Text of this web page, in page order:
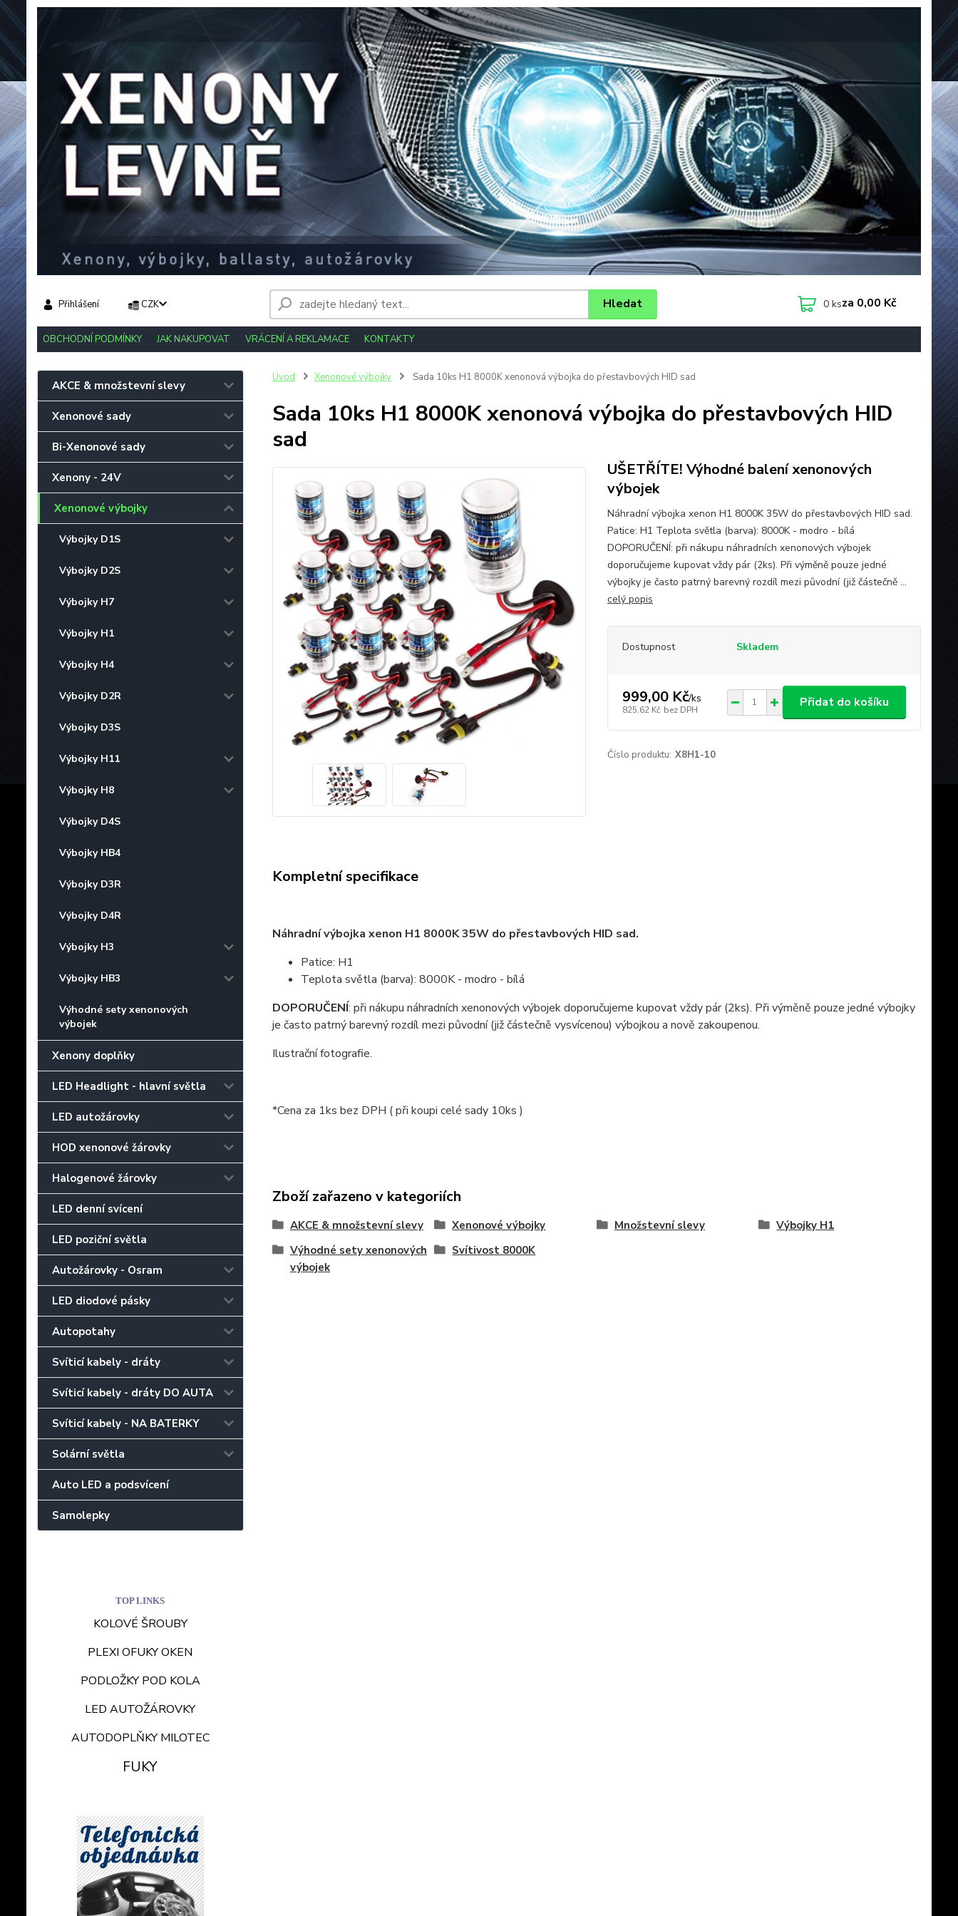
OBCHODNÍ PODMÍNKY JAK NAKUPOVAT VRÁCENÍ A REKLAMACE KONTAKTY
CZK
Přihlášení Hledat 0ksza 0,00 Kč
AKCE & množstevní slevy
Xenonové sady
Bi-Xenonové sady
Xenony - 24V
Xenonové výbojky
Výbojky D1S
Výbojky D2S
Výbojky H7
Výbojky H1
Výbojky H4
Výbojky D2R
Výbojky D3S
Výbojky H11
Výbojky H8
Výbojky D4S
Výbojky HB4
Výbojky D3R
Výbojky D4R
Výbojky H3
Výbojky HB3
Výhodné sety xenonových
výbojek
Xenony doplňky
LED Headlight - hlavní světla
LED autožárovky
HOD xenonové žárovky
Halogenové žárovky
LED denní svícení
LED poziční světla
Autožárovky - Osram
LED diodové pásky
Autopotahy
Svíticí kabely - dráty
Svíticí kabely - dráty DO AUTA
Svíticí kabely - NA BATERKY
Solární světla
Auto LED a podsvícení
Samolepky
TOP LINKS
KOLOVÉ ŠROUBY
PLEXI OFUKY OKEN
PODLOŽKY POD KOLA
LED AUTOŽÁROVKY
AUTODOPLŇKY MILOTEC
FUKY
Úvod Xenonové výbojky Sada 10ks H1 8000K xenonová výbojka do přestavbových HID sad
Sada 10ks H1 8000K xenonová výbojka do přestavbových HID
sad
UŠETŘÍTE! Výhodné balení xenonových
výbojek
Náhradní výbojka xenon H1 8000K 35W do přestavbových HID sad.
Patice: H1 Teplota světla (barva): 8000K - modro - bílá
DOPORUČENÍ: při nákupu náhradních xenonových výbojek
doporučujeme kupovat vždy pár (2ks). Při výměně pouze jedné
výbojky je často patrný barevný rozdíl mezi původní (již částečně ...
celý popis
Dostupnost Skladem
999,00 Kč/ks
825,62 Kč bez DPH
Přidat do košíku
Číslo produktu: X8H1-10
Kompletní specifikace
Náhradní výbojka xenon H1 8000K 35W do přestavbových HID sad.
Patice: H1
Teplota světla (barva): 8000K - modro - bílá
DOPORUČENÍ: při nákupu náhradních xenonových výbojek doporučujeme kupovat vždy pár (2ks). Při výměně pouze jedné výbojky
je často patrný barevný rozdíl mezi původní (již částečně vysvícenou) výbojkou a nově zakoupenou.
Ilustrační fotografie.
*Cena za 1ks bez DPH ( při koupi celé sady 10ks )
Zboží zařazeno v kategoriích
AKCE & množstevní slevy Xenonové výbojky Množstevní slevy
Výbojky H1
Výhodné sety xenonových
výbojek
Svítivost 8000K